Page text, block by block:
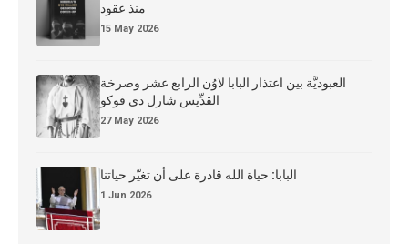
منذ عقود
15 May 2026
العبوديَّة بين اعتذار البابا لاوُن الرابع عشر وصرخة
القدِّيس شارل دي فوكو
27 May 2026
البابا: حياة الله قادرة على أن تغيّر حياتنا
1 Jun 2026